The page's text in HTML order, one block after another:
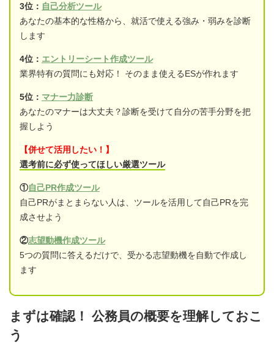
3位： 自己分析ツール
あなたの基本的な性格から、就活で使える強み・弱みを診断
します
4位： エントリーシート作成ツール
業界特有の質問にも対応！ そのまま使えるESが作れます
5位： マナー力診断
あなたのマナーは大丈夫？診断を受けて自分の苦手分野を把
握しよう
【併せて活用したい！】
選考前に必ず使ってほしい厳選ツール
①自己PR作成ツール
自己PRがまとまらない人は、ツールを活用して自己PRを完
成させよう
②志望動機作成ツール
5つの質問に答えるだけで、受かる志望動機を自動で作成し
ます
まずは確認！ 公務員の概要を理解しておこ
う